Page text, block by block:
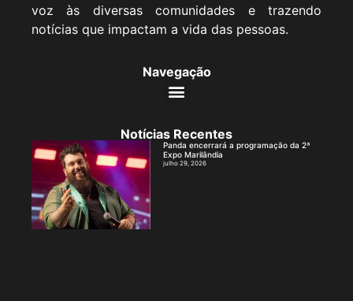
voz às diversas comunidades e trazendo
notícias que impactam a vida das pessoas.
Navegação
Notícias Recentes
Panda encerrará a programação da 2ª
Expo Marilândia
julho 29, 2026